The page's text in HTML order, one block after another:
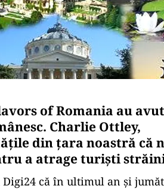
of Romania au avut
Charlie Ottley,
din țara noastră că
a atrage turiști
că în ultimul an și